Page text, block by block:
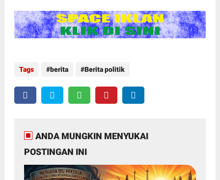
Tags berita Berita politik
ANDA MUNGKIN MENYUKAI
POSTINGAN INI